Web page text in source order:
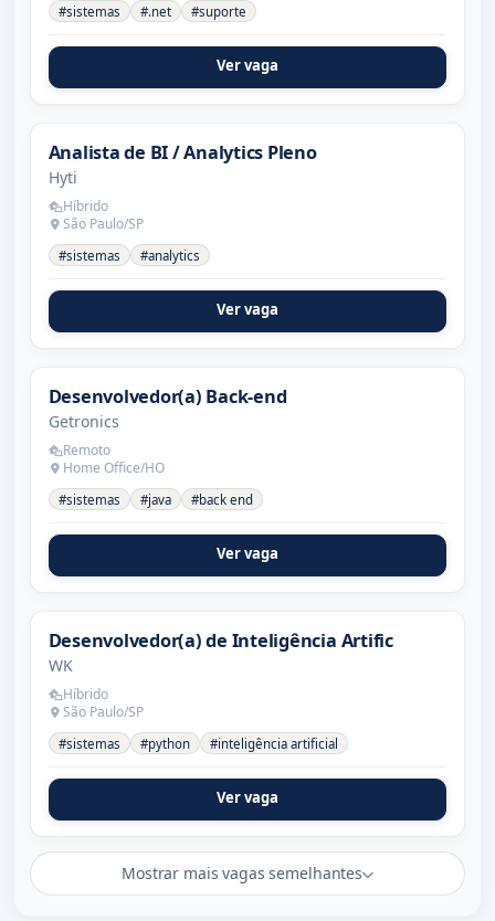
#sistemas #.net #suporte
Ver vaga
Analista de BI / Analytics Pleno
Hyti
Híbrido
São Paulo/SP
#sistemas #analytics
Ver vaga
Desenvolvedor(a) Back-end
Getronics
Remoto
Home Office/HO
#sistemas #java #back end
Ver vaga
Desenvolvedor(a) de Inteligência Artific
WK
Híbrido
São Paulo/SP
#sistemas #python #inteligência artificial
Ver vaga
Mostrar mais vagas semelhantes